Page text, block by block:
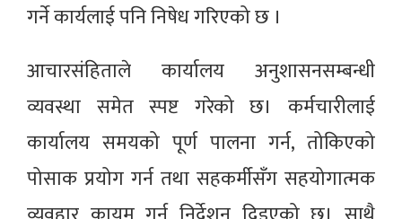
गर्ने कार्यलाई पनि निषेध गरिएको छ ।
आचारसंहिताले कार्यालय अनुशासनसम्बन्धी
व्यवस्था समेत स्पष्ट गरेको छ। कर्मचारीलाई
कार्यालय समयको पूर्ण पालना गर्न, तोकिएको
पोसाक प्रयोग गर्न तथा सहकर्मीसँग सहयोगात्मक